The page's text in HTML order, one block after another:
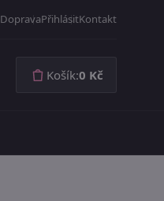
DopravaPřihlásitKontakt
Košík:0 Kč